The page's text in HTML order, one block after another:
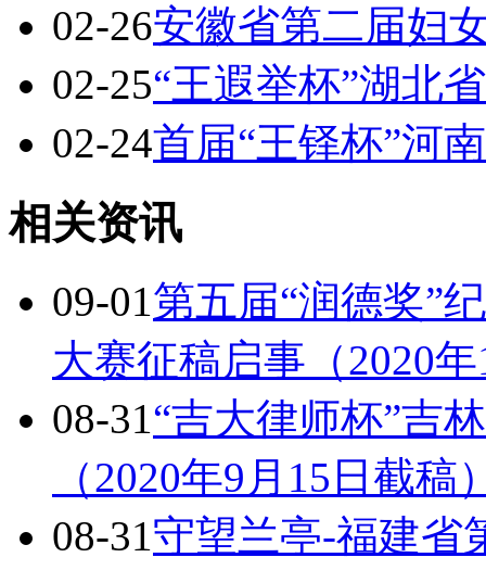
02-26安徽省第二届妇
02-25“王遐举杯”湖北
02-24首届“王铎杯”河
相关资讯
09-01第五届“润德奖”
大赛征稿启事（2020
08-31“吉大律师杯”吉
（2020年9月15日截稿
08-31守望兰亭-福建省